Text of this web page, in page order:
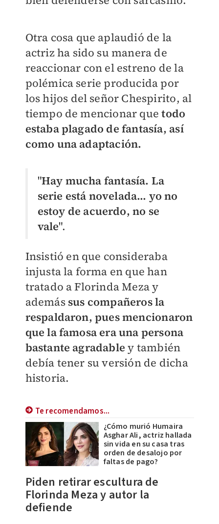
Otra cosa que aplaudió de la
actriz ha sido su manera de
reaccionar con el estreno de la
polémica serie producida por
los hijos del señor Chespirito, al
tiempo de mencionar quetodo
estaba plagado de fantasía, así
como una adaptación.
"Hay mucha fantasía. La
serie está novelada… yo no
estoy de acuerdo, no se
vale".
Insistió en que consideraba
injusta la forma en que han
tratado a Florinda Meza y
además sus compañeros la
respaldaron, pues mencionaron
que la famosa era una persona
bastante agradable y también
debía tener su versión de dicha
historia.
Te recomendamos...
¿Cómo murió Humaira
Asghar Ali, actriz hallada
sin vida en su casa tras
orden de desalojo por
faltas de pago?
​Piden retirar escultura de
Florinda Meza y autor la
defiende